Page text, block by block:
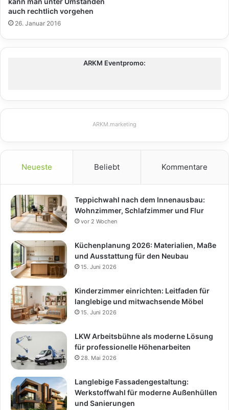
auch rechtlich vorgehen
26. Januar 2016
ARKM Eventpromo:
ARKM.marketing
Neueste Beliebt Kommentare
Teppichwahl nach dem Innenausbau:
Wohnzimmer, Schlafzimmer und Flur
vor 2 Wochen
Küchenplanung 2026: Materialien, Maße
und Ausstattung für den Neubau
15. Juni 2026
Kinderzimmer einrichten: Leitfaden für
langlebige und mitwachsende Möbel
15. Juni 2026
LKW Arbeitsbühne als moderne Lösung
für professionelle Höhenarbeiten
28. Mai 2026
Langlebige Fassadengestaltung:
Werkstoffwahl für moderne Außenhüllen
und Sanierungen